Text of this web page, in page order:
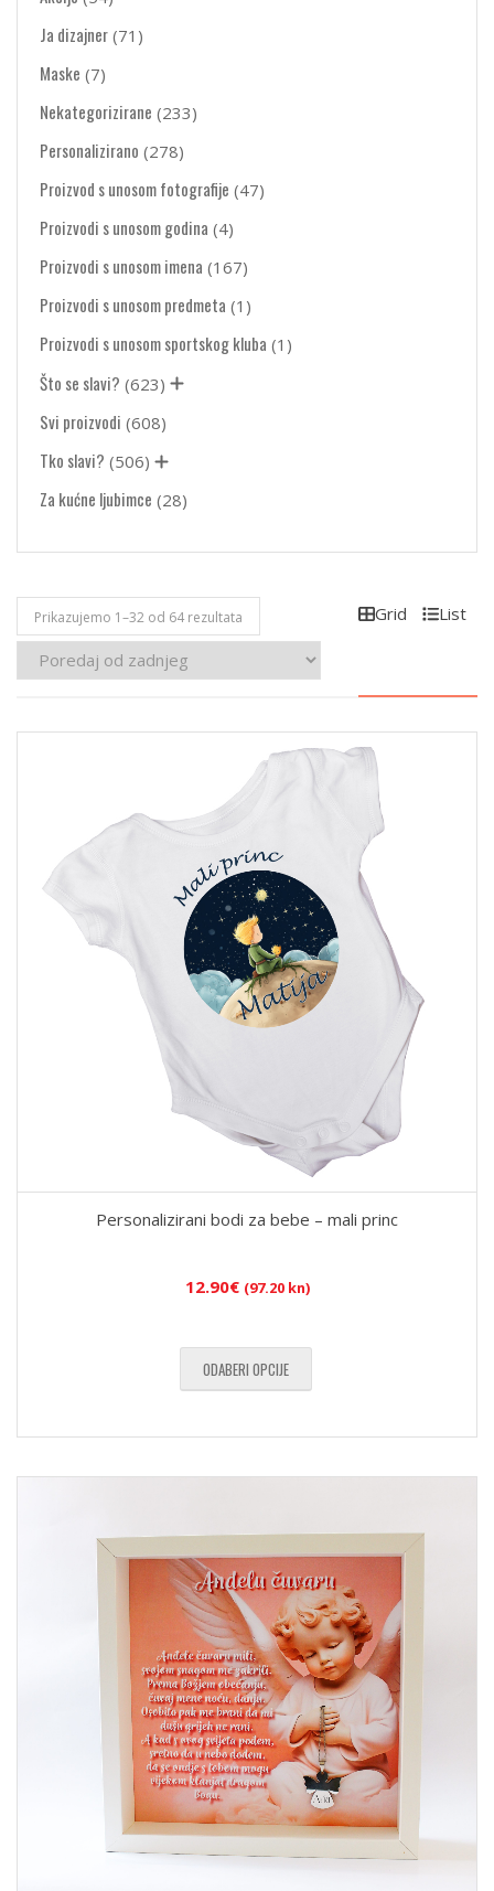
Ja dizajner (71)
Maske (7)
Nekategorizirane (233)
Personalizirano (278)
Proizvod s unosom fotografije (47)
Proizvodi s unosom godina (4)
Proizvodi s unosom imena (167)
Proizvodi s unosom predmeta (1)
Proizvodi s unosom sportskog kluba (1)
Što se slavi? (623)
Svi proizvodi (608)
Tko slavi? (506)
Za kućne ljubimce (28)
Grid List
Prikazujemo 1–32 od 64 rezultata
Personalizirani bodi za bebe – mali princ
12.90€ (97.20 kn)
ODABERI OPCIJE